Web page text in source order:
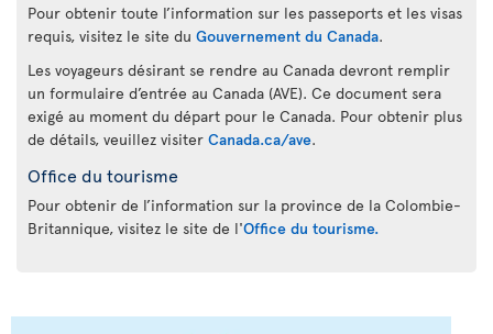
Pour obtenir toute l’information sur les passeports et les visas
requis, visitez le site du Gouvernement du Canada.
Les voyageurs désirant se rendre au Canada devront remplir
un formulaire d’entrée au Canada (AVE). Ce document sera
exigé au moment du départ pour le Canada. Pour obtenir plus
de détails, veuillez visiter Canada.ca/ave.
Office du tourisme
Pour obtenir de l’information sur la province de la Colombie-
Britannique, visitez le site de l'Office du tourisme.